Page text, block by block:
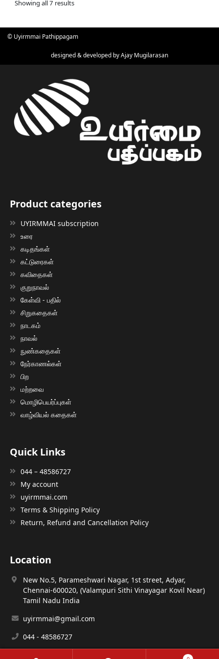
Showing all 7 results
© Uyirmmai Pathippagam
designed & developed byAjay Mugilarasan
Product categories
UYIRMMAI subscription
உரை
கடிதங்கள்
கட்டுரைகள்
கவிதைகள்
குறுநாவல்
கேள்வி - பதில்
சிறுகதைகள்
நாடகம்
நாவல்
நுண்கதைகள்
நேர்காணல்கள்
பிற
மற்றவை
மொழிபெயர்ப்புகள்
வாழ்வியல் கதைகள்
Quick Links
044 – 48586727
My account
uyirmmai.com
Terms & Shipping Policy
Return, Refund and Cancellation Policy
Location
New No.5, Parameshwari Nagar, 1st street, Adyar,
Chennai-600020, (Valampuri Sithi Vinayagar Kovil Near)
Tamil Nadu India
uyirmmai@gmail.com
044 - 48586727